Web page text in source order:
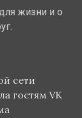
жизни и о
сети
гостям VK